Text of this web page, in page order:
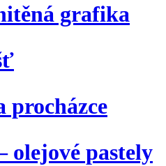
grafika
procházce
olejové pastely